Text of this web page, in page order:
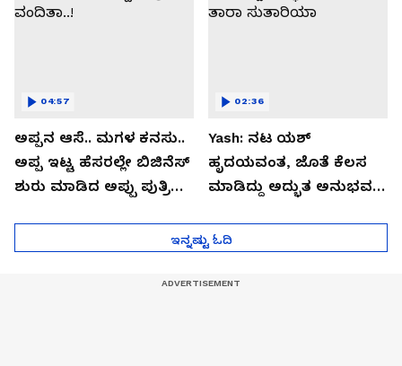
ಅಪ್ಪನ ಆಸೆ.. ಮಗಳ ಕನಸು..
ಅಪ್ಪ ಇಟ್ಟ ಹೆಸರಲ್ಲೇ ಬಿಜಿನೆಸ್​
ಶುರು ಮಾಡಿದ ಅಪ್ಪು ಪುತ್ರಿ
04:57
Yash: ನಟ ಯಶ್​
ಹೃದಯವಂತ, ಜೊತೆ ಕೆಲಸ
ಮಾಡಿದ್ದು ಅದ್ಭುತ ಅನುಭವ:
02:36
ಇನ್ನಷ್ಟು ಓದಿ